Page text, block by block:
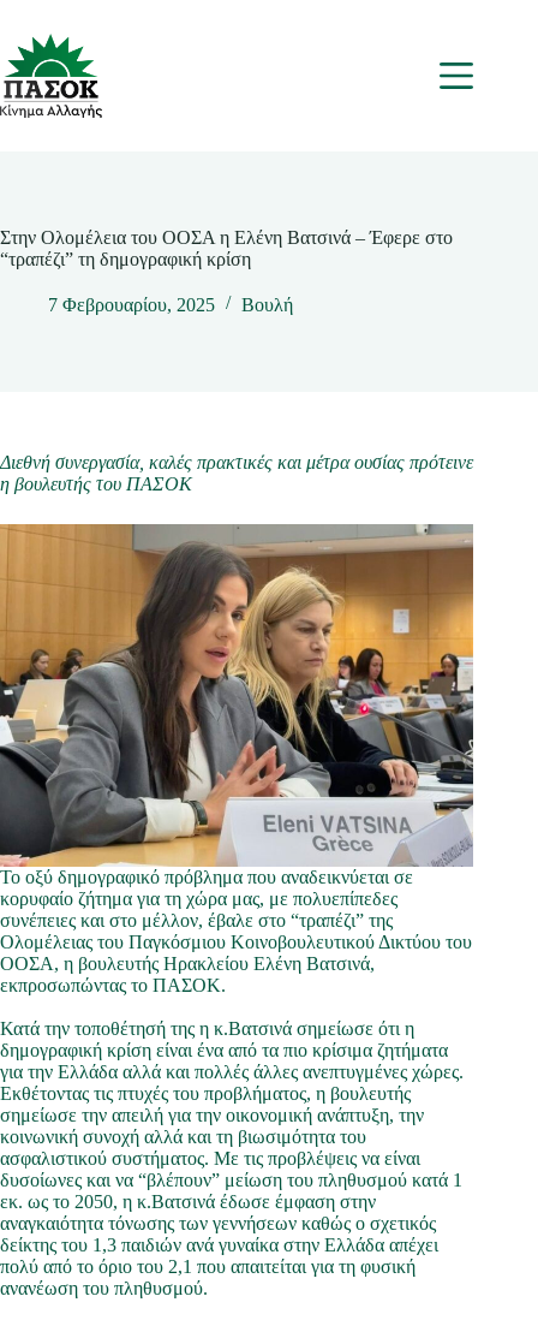
περιεχόμενο
Μενου
Στην Ολομέλεια του ΟΟΣΑ η Ελένη Βατσινά – Έφερε στο
“τραπέζι” τη δημογραφική κρίση
7 Φεβρουαρίου, 2025 Βουλή
Διεθνή συνεργασία, καλές πρακτικές και μέτρα ουσίας πρότεινε
η βουλευτής του ΠΑΣΟΚ
Το οξύ δημογραφικό πρόβλημα που αναδεικνύεται σε
κορυφαίο ζήτημα για τη χώρα μας, με πολυεπίπεδες
συνέπειες και στο μέλλον, έβαλε στο “τραπέζι” της
Ολομέλειας του Παγκόσμιου Κοινοβουλευτικού Δικτύου του
ΟΟΣΑ, η βουλευτής Ηρακλείου Ελένη Βατσινά,
εκπροσωπώντας το ΠΑΣΟΚ.
Κατά την τοποθέτησή της η κ.Βατσινά σημείωσε ότι η
δημογραφική κρίση είναι ένα από τα πιο κρίσιμα ζητήματα
για την Ελλάδα αλλά και πολλές άλλες ανεπτυγμένες χώρες.
Εκθέτοντας τις πτυχές του προβλήματος, η βουλευτής
σημείωσε την απειλή για την οικονομική ανάπτυξη, την
κοινωνική συνοχή αλλά και τη βιωσιμότητα του
ασφαλιστικού συστήματος. Με τις προβλέψεις να είναι
δυσοίωνες και να “βλέπουν” μείωση του πληθυσμού κατά 1
εκ. ως το 2050, η κ.Βατσινά έδωσε έμφαση στην
αναγκαιότητα τόνωσης των γεννήσεων καθώς ο σχετικός
δείκτης του 1,3 παιδιών ανά γυναίκα στην Ελλάδα απέχει
πολύ από το όριο του 2,1 που απαιτείται για τη φυσική
ανανέωση του πληθυσμού.